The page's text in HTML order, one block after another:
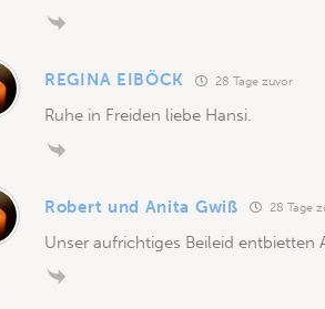
REGINA EIBÖCK 28 Tage zuvor
Ruhe in Freiden liebe Hansi.
Robert und Anita Gwiß 28 Tage
Unser aufrichtiges Beileid entbietten